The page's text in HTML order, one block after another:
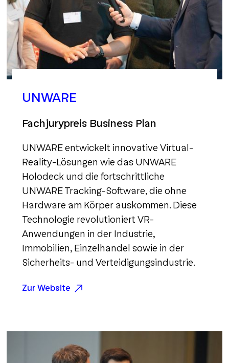
UNWARE
Fachjurypreis Business Plan
UNWARE entwickelt innovative Virtual-
Reality-Lösungen wie das UNWARE
Holodeck und die fortschrittliche
UNWARE Tracking-Software, die ohne
Hardware am Körper auskommen. Diese
Technologie revolutioniert VR-
Anwendungen in der Industrie,
Immobilien, Einzelhandel sowie in der
Sicherheits- und Verteidigungsindustrie.
Zur Website